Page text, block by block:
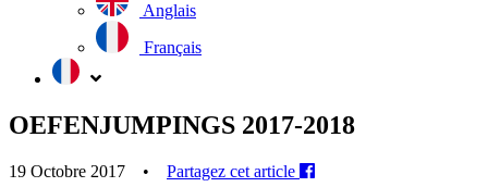
Anglais
Français
OEFENJUMPINGS 2017-2018
19 Octobre 2017 • Partagez cet article